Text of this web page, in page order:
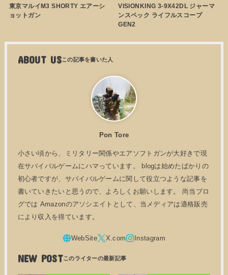
東京マルイM3 SHORTY エアーシ
ョットガン
VISIONKING 3-9X42DL ジャーマ
ンスペック ライフルスコープ
GEN2
ABOUT US
Pon Tore
小さい頃から、ミリタリー関係やエアソフトガンが大好きで現
在サバイバルゲームにハマっています。 blogは始めたばかりの
初心者ですが、サバイバルゲームに関して役立つような記事を
書いていきたいと思うので、よろしくお願いします。 尚当ブロ
グでは Amazonのアソシエイトとして、当メディアは適格販売
により収入を得ています。
NEW POST